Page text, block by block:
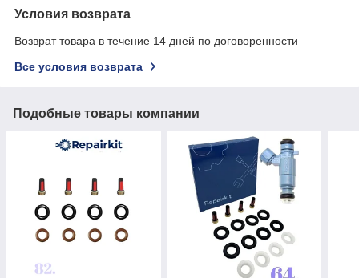
Условия возврата
Возврат товара в течение 14 дней по договоренности
Все условия возврата
Подобные товары компании